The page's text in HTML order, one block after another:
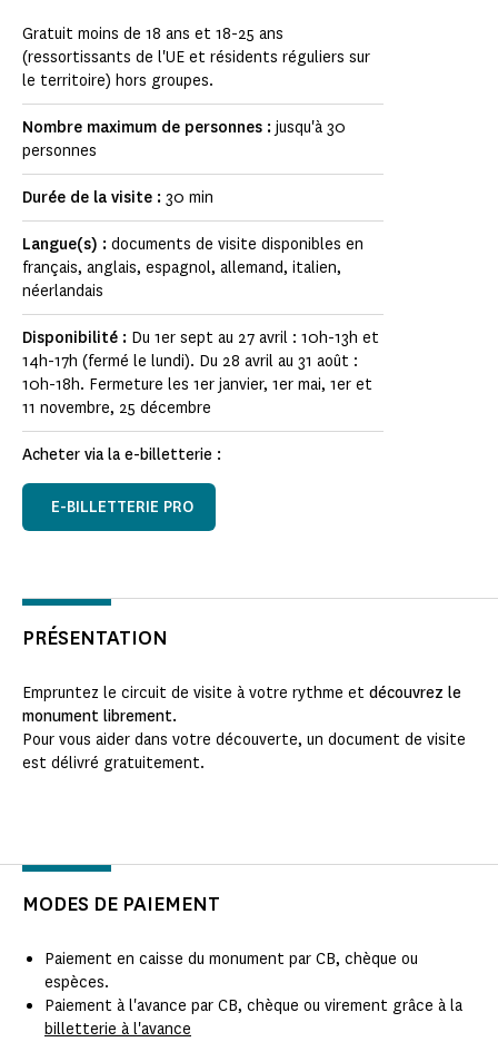
Gratuit moins de 18 ans et 18-25 ans
(ressortissants de l'UE et résidents réguliers sur
le territoire) hors groupes.
Nombre maximum de personnes : jusqu'à 30
personnes
Durée de la visite : 30 min
Langue(s) : documents de visite disponibles en
français, anglais, espagnol, allemand, italien,
néerlandais
Disponibilité : Du 1er sept au 27 avril : 10h-13h et
14h-17h (fermé le lundi). Du 28 avril au 31 août :
10h-18h. Fermeture les 1er janvier, 1er mai, 1er et
11 novembre, 25 décembre
Acheter via la e-billetterie :
E-BILLETTERIE PRO
PRÉSENTATION
Empruntez le circuit de visite à votre rythme et découvrez le
monument librement.
Pour vous aider dans votre découverte, un document de visite
est délivré gratuitement.
MODES DE PAIEMENT
Paiement en caisse du monument par CB, chèque ou
espèces.
Paiement à l'avance par CB, chèque ou virement grâce à la
billetterie à l'avance